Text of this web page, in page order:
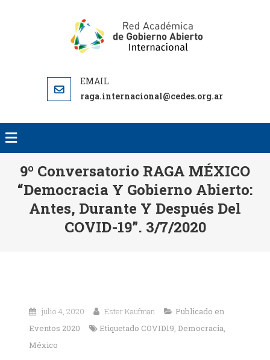
raga.internacional@cedes.org.ar
9º Conversatorio RAGA MÉXICO
“democracia Y Gobierno Abierto:
Antes, Durante Y Después Del
COVID-19”. 3/7/2020
julio 4, 2020 Ester Kaufman
Publicado en
Eventos 2020
Etiquetado COVID19, Democracia,
México